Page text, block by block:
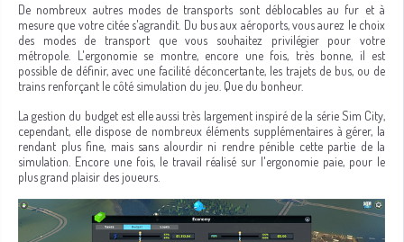
De nombreux autres modes de transports sont déblocables au fur et à
mesure que votre citée s'agrandit. Du bus aux aéroports, vous aurez le choix
des modes de transport que vous souhaitez privilégier pour votre
métropole. L'ergonomie se montre, encore une fois, très bonne, il est
possible de définir, avec une facilité déconcertante, les trajets de bus, ou de
trains renforçant le côté simulation du jeu. Que du bonheur.
La gestion du budget est elle aussi très largement inspiré de la série Sim City,
cependant, elle dispose de nombreux éléments supplémentaires à gérer, la
rendant plus fine, mais sans alourdir ni rendre pénible cette partie de la
simulation. Encore une fois, le travail réalisé sur l'ergonomie paie, pour le
plus grand plaisir des joueurs.